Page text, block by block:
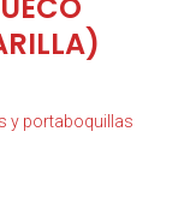
y portaboquillas